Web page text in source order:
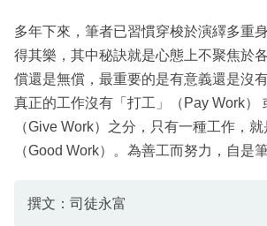
多年下來，筆者已習慣穿梭於演繹多重
得其樂，其中秘訣就是心態上不聚焦於
償還是無償，最重要的是有意義還是沒
真正的工作沒有「打工」（Pay Work）
（Give Work）之分，只有一種工作，就
（Good Work）。為善工而努力，自是
撰文：司徒永富